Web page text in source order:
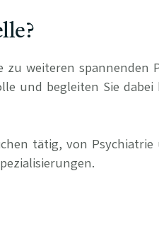
zu weiteren spannenden
und begleiten Sie
tätig, von